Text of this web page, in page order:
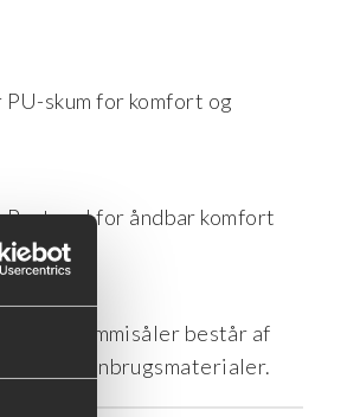
skum for komfort og
for åndbar komfort
Alle gummisåler består af
50% genbrugsmaterialer.